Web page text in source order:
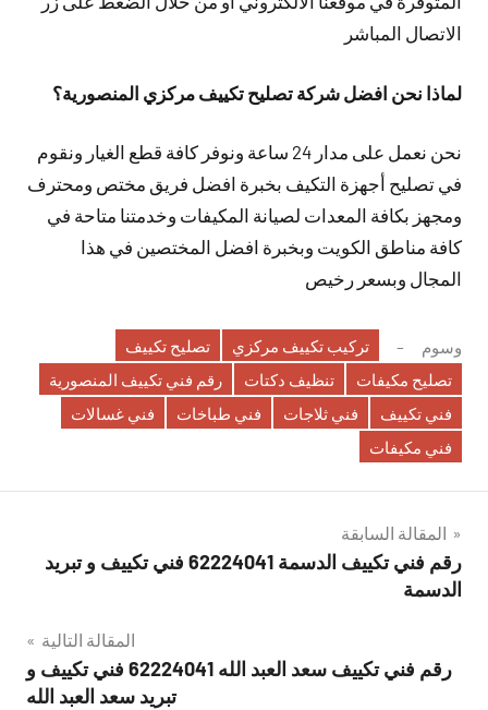
الاتصال المباشر
لماذا نحن افضل شركة تصليح تكييف مركزي المنصورية؟
نحن نعمل على مدار 24 ساعة ونوفر كافة قطع الغيار ونقوم
في تصليح أجهزة التكيف بخبرة افضل فريق مختص ومحترف
ومجهز بكافة المعدات لصيانة المكيفات وخدمتنا متاحة في
كافة مناطق الكويت وبخبرة افضل المختصين في هذا
المجال وبسعر رخيص
وسوم تركيب تكييف مركزي
تصليح تكييف
تصليح مكيفات
تنظيف دكتات
رقم فني تكييف المنصورية
فني تكييف
فني ثلاجات فني طباخات
فني غسالات
فني مكيفات
تصفّح
المقالات
المقالة السابقة
رقم فني تكييف الدسمة 62224041 فني تكييف و تبريد
الدسمة
المقالة التالية
رقم فني تكييف سعد العبد الله 62224041 فني تكييف و
تبريد سعد العبد الله